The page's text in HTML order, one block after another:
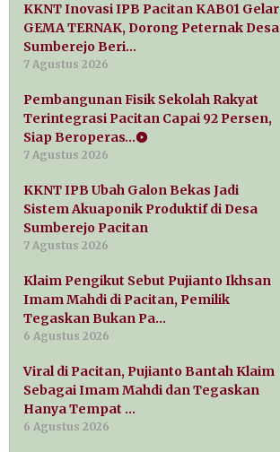
KKNT Inovasi IPB Pacitan KAB01 Gelar
GEMA TERNAK, Dorong Peternak Desa
Sumberejo Beri…
7 Agustus 2026
Pembangunan Fisik Sekolah Rakyat
Terintegrasi Pacitan Capai 92 Persen,
Siap Beroperas…
7 Agustus 2026
KKNT IPB Ubah Galon Bekas Jadi
Sistem Akuaponik Produktif di Desa
Sumberejo Pacitan
7 Agustus 2026
Klaim Pengikut Sebut Pujianto Ikhsan
Imam Mahdi di Pacitan, Pemilik
Tegaskan Bukan Pa…
6 Agustus 2026
Viral di Pacitan, Pujianto Bantah Klaim
Sebagai Imam Mahdi dan Tegaskan
Hanya Tempat …
6 Agustus 2026